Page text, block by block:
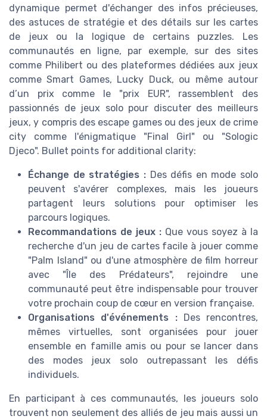
dynamique permet d'échanger des infos précieuses,
des astuces de stratégie et des détails sur les cartes
de jeux ou la logique de certains puzzles. Les
communautés en ligne, par exemple, sur des sites
comme Philibert ou des plateformes dédiées aux jeux
comme Smart Games, Lucky Duck, ou même autour
d’un prix comme le "prix EUR", rassemblent des
passionnés de jeux solo pour discuter des meilleurs
jeux, y compris des escape games ou des jeux de crime
city comme l'énigmatique "Final Girl" ou "Sologic
Djeco". Bullet points for additional clarity:
Échange de stratégies :Des défis en mode solo
peuvent s'avérer complexes, mais les joueurs
partagent leurs solutions pour optimiser les
parcours logiques.
Recommandations de jeux : Que vous soyez à la
recherche d'un jeu de cartes facile à jouer comme
"Palm Island" ou d'une atmosphère de film horreur
avec "Île des Prédateurs", rejoindre une
communauté peut être indispensable pour trouver
votre prochain coup de cœur en version française.
Organisations d'événements :Des rencontres,
mêmes virtuelles, sont organisées pour jouer
ensemble en famille amis ou pour se lancer dans
des modes jeux solo outrepassant les défis
individuels.
En participant à ces communautés, les joueurs solo
trouvent non seulement des alliés de jeu mais aussi un